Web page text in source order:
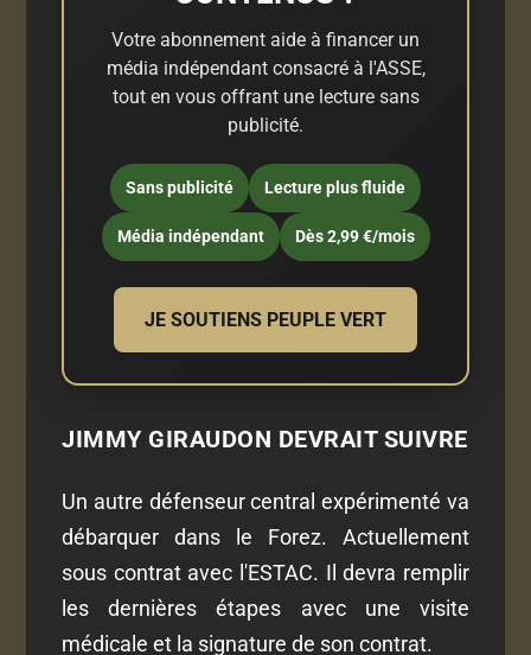
Votre abonnement aide à financer un
média indépendant consacré à l'ASSE,
tout en vous offrant une lecture sans
publicité.
Sans publicité Lecture plus fluide
Média indépendant Dès 2,99 €/mois
JE SOUTIENS PEUPLE VERT
JIMMY GIRAUDON DEVRAIT SUIVRE
Un autre défenseur central expérimenté va
débarquer dans le Forez. Actuellement
sous contrat avec l'ESTAC. Il devra remplir
les dernières étapes avec une visite
médicale et la signature de son contrat.